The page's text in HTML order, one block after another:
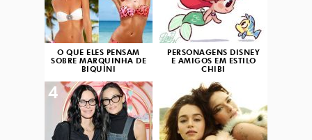
O QUE ELES PENSAM
SOBRE MARQUINHA DE
BIQUÍNI
PERSONAGENS DISNEY
E AMIGOS EM ESTILO
CHIBI
4